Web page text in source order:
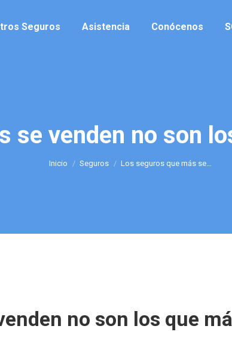
Seguros Asistencia Conócenos
se venden no son
Estás aquí:
Inicio Seguros Los seguros que más se…
no son los que